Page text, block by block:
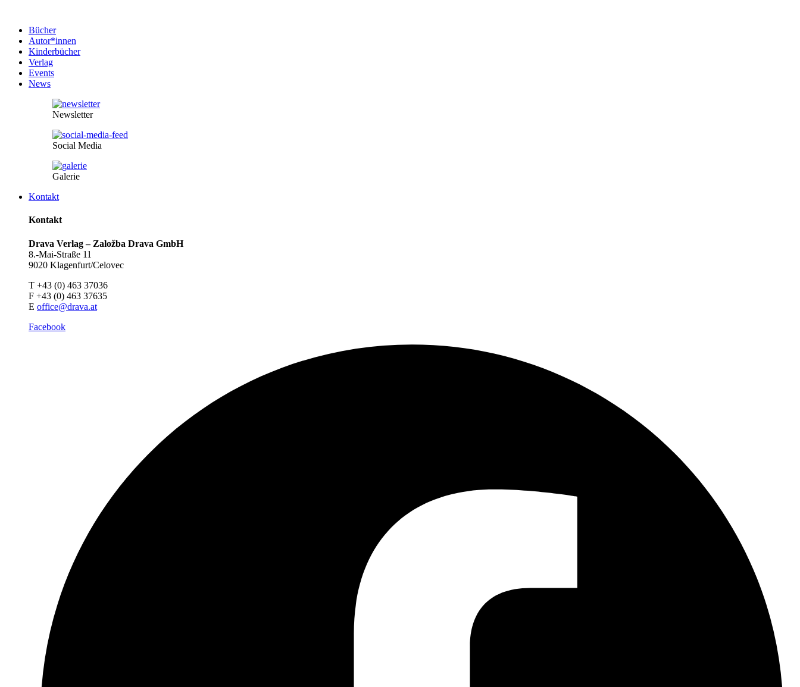
Bücher
Autor*innen
Kinderbücher
Verlag
Events
News
Newsletter
Social Media
Galerie
Kontakt
Kontakt
Drava Verlag – Založba Drava GmbH
8.-Mai-Straße 11
9020 Klagenfurt/Celovec
T +43 (0) 463 37036
F +43 (0) 463 37635
E office@drava.at
Facebook